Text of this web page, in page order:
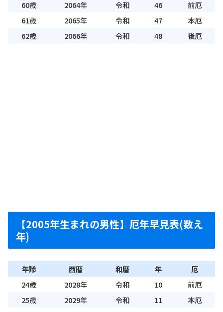
60歳
2064年 令和 46
前厄
61歳
2065年 令和 47
本厄
62歳
2066年 令和 48 後厄
【2005年生まれの男性】厄年早見表(数え
年)
年齢 西暦 和暦 年
厄
24歳
2028年 令和 10
前厄
25歳
2029年 令和 11
本厄